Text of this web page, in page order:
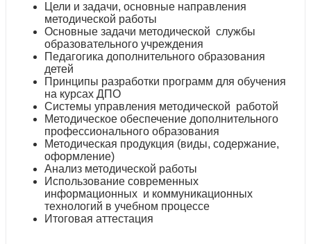
Цели и задачи, основные направления
методической работы
Основные задачи методической службы
образовательного учреждения
Педагогика дополнительного образования
детей
Принципы разработки программ для обучения
на курсах ДПО
Системы управления методической работой
Методическое обеспечение дополнительного
профессионального образования
Методическая продукция (виды, содержание,
оформление)
Анализ методической работы
Использование современных
информационных и коммуникационных
технологий в учебном процессе
Итоговая аттестация